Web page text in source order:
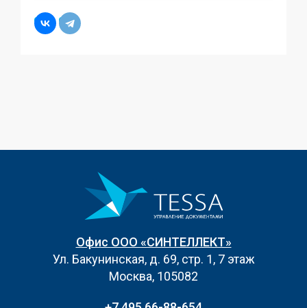
Офис ООО «СИНТЕЛЛЕКТ»
Ул. Бакунинская, д. 69, стр. 1, 7 этаж
Москва, 105082